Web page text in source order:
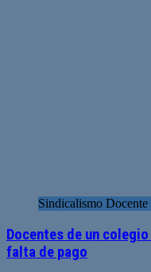
Sindicalismo Docente
Docentes de un
falta de pago